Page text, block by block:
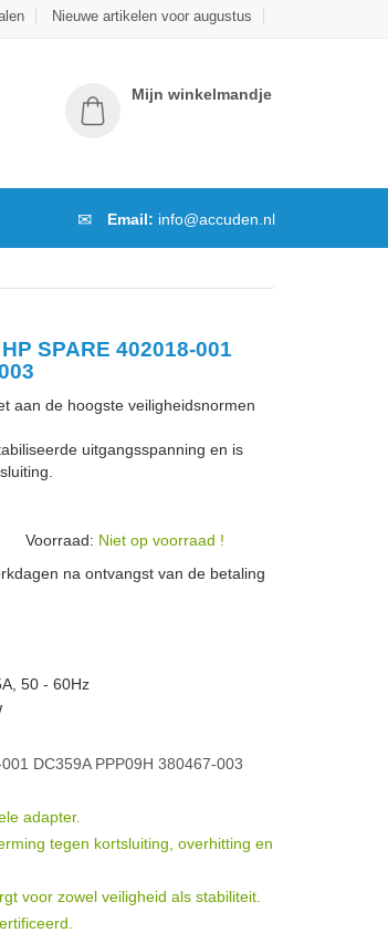
Nieuwe artikelen voor augustus
Mijn winkelmandje
Email: info@accuden.nl
SPARE 402018-001
aan de hoogste veiligheidsnormen
uitgangsspanning en is
Voorraad: Niet op voorraad !
na ontvangst van de betaling
50 - 60Hz
DC359A PPP09H 380467-003
adapter.
tegen kortsluiting, overhitting en
voor zowel veiligheid als stabiliteit.